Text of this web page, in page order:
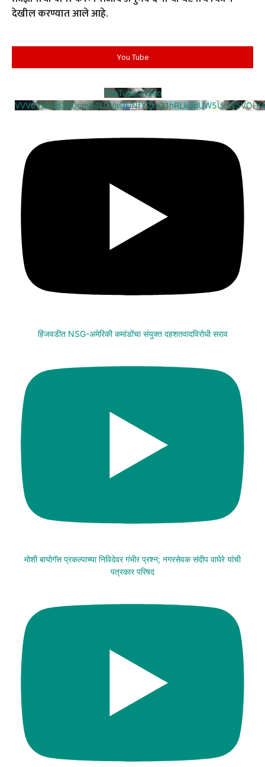
देखील करण्यात आले आहे.
You Tube
YouTube Video
हिंजवडीत NSG-अमेरिकी कमांडोंचा संयुक्त दहशतवादविरोधी सराव
मोशी बायोगॅस प्रकल्पाच्या निविदेवर गंभीर प्रश्न; नगरसेवक संदीप वाघेरे यांची
पत्रकार परिषद